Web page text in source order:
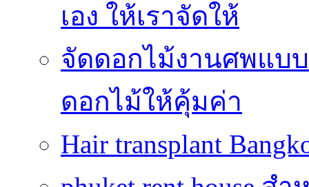
เอง ให้เราจัดให้
จัดดอกไม้งานศพแบ
ดอกไม้ให้คุ้มค่า
Hair transplant